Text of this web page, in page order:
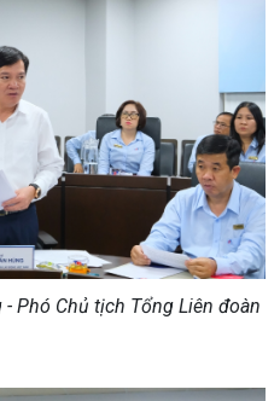
Phó Chủ tịch Tổng Liên đoàn